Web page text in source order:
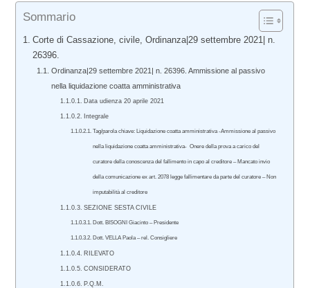
Sommario
Corte di Cassazione, civile, Ordinanza|29 settembre 2021| n.
26396.
Ordinanza|29 settembre 2021| n. 26396. Ammissione al passivo
nella liquidazione coatta amministrativa
Data udienza 20 aprile 2021
Integrale
Tag/parola chiave: Liquidazione coatta amministrativa -Ammissione al passivo
nella liquidazione coatta amministrativa- Onere della prova a carico del
curatore della conoscenza del fallimento in capo al creditore – Mancato invio
della comunicazione ex art. 2078 legge fallimentare da parte del curatore – Non
imputabilità al creditore
SEZIONE SESTA CIVILE
Dott. BISOGNI Giacinto – Presidente
Dott. VELLA Paola – rel. Consigliere
RILEVATO
CONSIDERATO
P.Q.M.